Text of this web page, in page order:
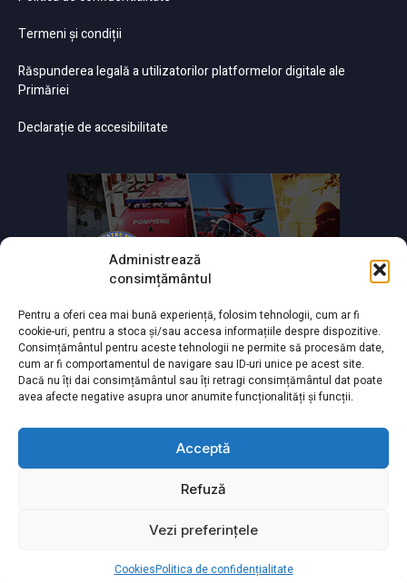
Administrează
consimțământul
Pentru a oferi cea mai bună experiență, folosim tehnologii, cum ar fi
cookie-uri, pentru a stoca și/sau accesa informațiile despre dispozitive.
Consimțământul pentru aceste tehnologii ne permite să procesăm date,
cum ar fi comportamentul de navigare sau ID-uri unice pe acest site.
Dacă nu îți dai consimțământul sau îți retragi consimțământul dat poate
avea afecte negative asupra unor anumite funcționalități și funcții.
Acceptă
Refuză
Vezi preferințele
CookiesPolitica de confidențialitate
Termeni și condiții
Răspunderea legală a utilizatorilor platformelor digitale ale
Primăriei
Declarație de accesibilitate